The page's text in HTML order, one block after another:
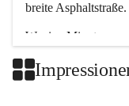
breite Asphaltstraße.
Wenige Minuten